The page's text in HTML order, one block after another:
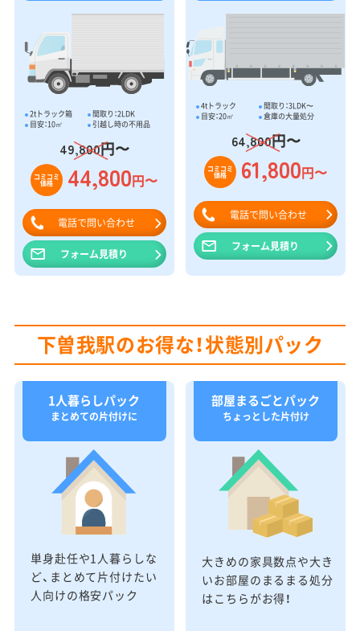
2tトラック箱
間取り：2LDK
目安：10㎥
引越し時の不用品
49,800円〜
コミコミ
価格 44,800円〜
電話で問い合わせ
フォーム見積り
4tトラック
間取り：3LDK〜
目安：20㎥
倉庫の大量処分
64,800円〜
コミコミ
価格 61,800円〜
電話で問い合わせ
フォーム見積り
下曽我駅のお得な！状態別パック
1人暮らしパック
まとめての片付けに
単身赴任や1人暮らしな
ど、まとめて片付けたい
人向けの格安パック
部屋まるごとパック
ちょっとした片付け
大きめの家具数点や大き
いお部屋のまるまる処分
はこちらがお得！